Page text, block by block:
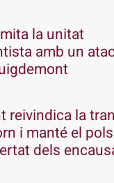
la unitat
amb un
reivindica la
i manté el
dels